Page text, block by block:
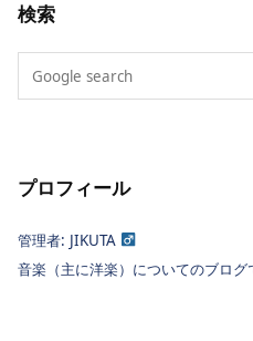
検索
プロフィール
管理者: JIKUTA
音楽（主に洋楽）についてのブログ